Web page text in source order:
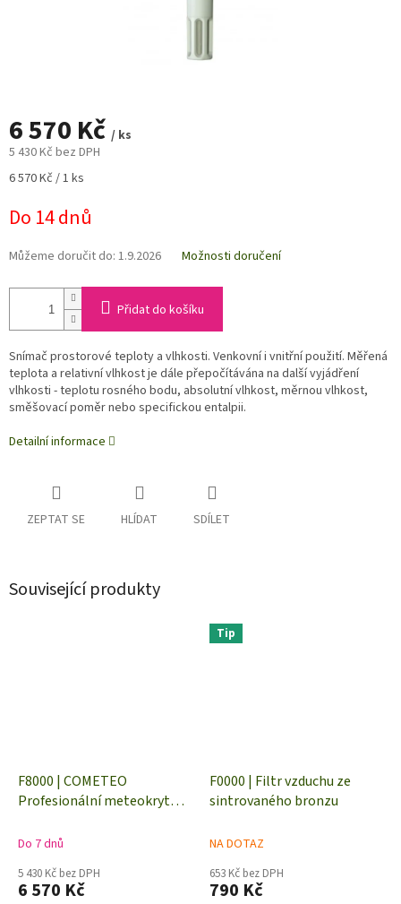
6 570 Kč / ks
5 430 Kč bez DPH
Měrná
6 570 Kč / 1 ks
Do 14 dnů
Můžeme doručit do: 1.9.2026 Možnosti doručení
Přidat do košíku
Snímač prostorové teploty a vlhkosti. Venkovní i vnitřní použití. Měřená
teplota a relativní vlhkost je dále přepočítávána na další vyjádření
vlhkosti - teplotu rosného bodu, absolutní vlhkost, měrnou vlhkost,
směšovací poměr nebo specifickou entalpii.
Detailní informace
ZEPTAT SE HLÍDAT SDÍLET
Související produkty
F8000 | COMETEO
Profesionální meteokryt
ventilovaný
Do 7 dnů
5 430 Kč bez DPH
6 570 Kč
Tip
F0000 | Filtr vzduchu ze
sintrovaného bronzu
NA DOTAZ
653 Kč bez DPH
790 Kč